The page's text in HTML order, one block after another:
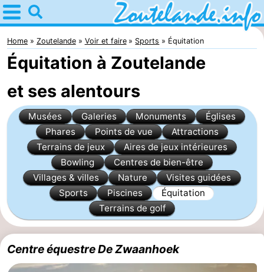
Home
Zoutelande
Astuces
Avec
les
enfants
Webcam
Webcam
Langstraat
Webcam
la
nuit
Appartements
-
Home Zoutelande Voir et faire Sports Équitation
Équitation à Zoutelande
et ses alentours
Musées Galeries Monuments
Églises
Phares
Points de vue
Attractions
Terrains de jeux
Aires de jeux intérieures
Bowling
Centres de bien-être
Villages & villes
Nature
Visites guidées
Sports
Piscines
Équitation
Terrains de golf
Centre équestre De Zwaanhoek